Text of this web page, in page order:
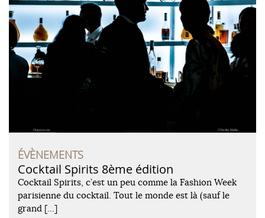
ÉVÈNEMENTS
Cocktail Spirits 8ème édition
Cocktail Spirits, c’est un peu comme la Fashion Week
parisienne du cocktail. Tout le monde est là (sauf le
grand […]